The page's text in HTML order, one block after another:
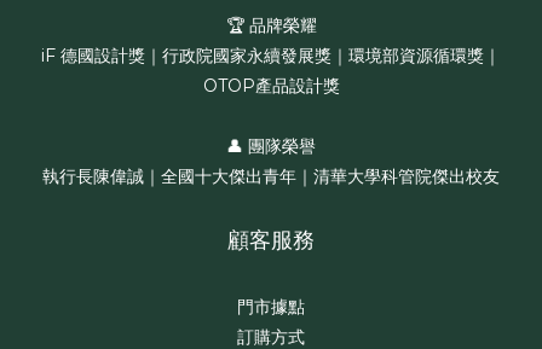
🏆 品牌榮耀
iF 德國設計獎｜行政院國家永續發展獎｜環境部資源循環獎｜
OTOP產品設計獎
👤 團隊榮譽
執行長陳偉誠｜全國十大傑出青年｜清華大學科管院傑出校友
顧客服務
門市據點
訂購方式